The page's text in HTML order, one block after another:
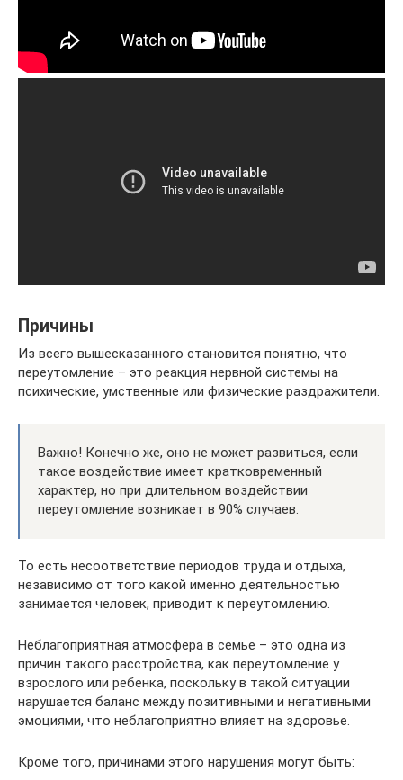
Причины
Из всего вышесказанного становится понятно, что
переутомление – это реакция нервной системы на
психические, умственные или физические раздражители.
Важно! Конечно же, оно не может развиться, если
такое воздействие имеет кратковременный
характер, но при длительном воздействии
переутомление возникает в 90% случаев.
То есть несоответствие периодов труда и отдыха,
независимо от того какой именно деятельностью
занимается человек, приводит к переутомлению.
Неблагоприятная атмосфера в семье – это одна из
причин такого расстройства, как переутомление у
взрослого или ребенка, поскольку в такой ситуации
нарушается баланс между позитивными и негативными
эмоциями, что неблагоприятно влияет на здоровье.
Кроме того, причинами этого нарушения могут быть: